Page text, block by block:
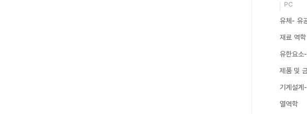
PC
유체- 유
재료 역학
유한요
제품 및
기계설계-
열역학